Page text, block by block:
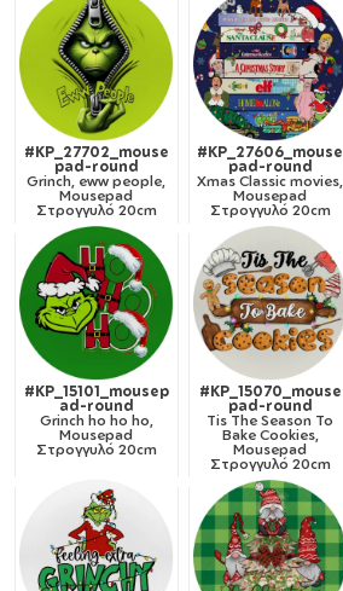
#KP_27702_mouse
pad-round
Grinch, eww people,
Mousepad
Στρογγυλό 20cm
#KP_27606_mouse
pad-round
Xmas Classic movies,
Mousepad
Στρογγυλό 20cm
#KP_15101_mousep
ad-round
Grinch ho ho ho,
Mousepad
Στρογγυλό 20cm
#KP_15070_mouse
pad-round
Tis The Season To
Bake Cookies,
Mousepad
Στρογγυλό 20cm